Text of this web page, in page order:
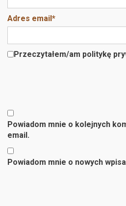
Adres email*
Przeczytałem/am politykę
Powiadom mnie o kolejnych
email.
Powiadom mnie o nowych